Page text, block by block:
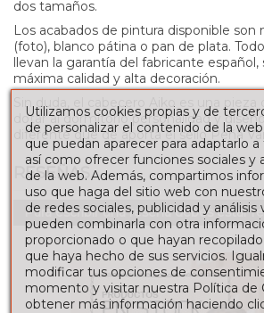
dos tamaños.
Los acabados de pintura disponible
(foto), blanco pátina o pan de plata.
llevan la garantía del fabricante
máxima calidad y alta decoración.
Sin duda, el cabecero Aiko es una pieza
dotar al dormitorio personalidad y
diferente que de aporta el sello Peña
RESEÑAS
Para escribir una reseña debes estar
Utilizamos cookies propias y de
de personalizar el contenido de la
que puedan aparecer para adaptarlo
así como ofrecer funciones sociales y
de la web. Además, compartimos
uso que haga del sitio web con
de redes sociales, publicidad y análisis
pueden combinarla con otra
proporcionado o que hayan
que haya hecho de sus servicios.
modificar tus opciones de
momento y visitar nuestra Política de
obtener más información haciendo